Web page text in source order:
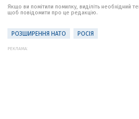
Якщо ви помітили помилку, виділіть необхідний
щоб повідомити про це редакцію.
РОЗШИРЕННЯ НАТО РОСІЯ
РЕКЛАМА: